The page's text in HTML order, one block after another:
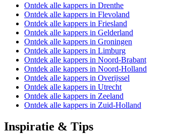
Ontdek alle kappers in Drenthe
Ontdek alle kappers in Flevoland
Ontdek alle kappers in Friesland
Ontdek alle kappers in Gelderland
Ontdek alle kappers in Groningen
Ontdek alle kappers in Limburg
Ontdek alle kappers in Noord-Brabant
Ontdek alle kappers in Noord-Holland
Ontdek alle kappers in Overijssel
Ontdek alle kappers in Utrecht
Ontdek alle kappers in Zeeland
Ontdek alle kappers in Zuid-Holland
Inspiratie & Tips